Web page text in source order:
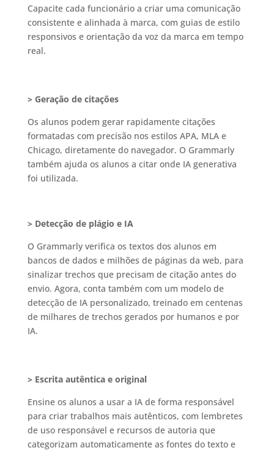
Capacite cada funcionário a criar uma comunicação
consistente e alinhada à marca, com guias de estilo
responsivos e orientação da voz da marca em tempo
real.
> Geração de citações
Os alunos podem gerar rapidamente citações
formatadas com precisão nos estilos APA, MLA e
Chicago, diretamente do navegador. O Grammarly
também ajuda os alunos a citar onde IA generativa
foi utilizada.
> Detecção de plágio e IA
O Grammarly verifica os textos dos alunos em
bancos de dados e milhões de páginas da web, para
sinalizar trechos que precisam de citação antes do
envio. Agora, conta também com um modelo de
detecção de IA personalizado, treinado em centenas
de milhares de trechos gerados por humanos e por
IA.
> Escrita autêntica e original
Ensine os alunos a usar a IA de forma responsável
para criar trabalhos mais autênticos, com lembretes
de uso responsável e recursos de autoria que
categorizam automaticamente as fontes do texto e